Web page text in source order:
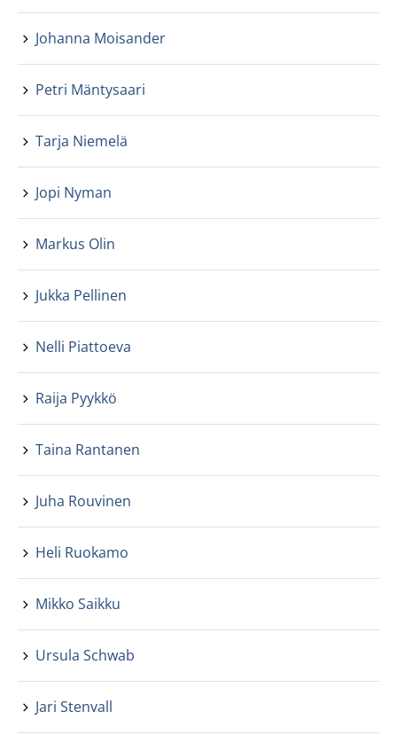
Johanna Moisander
Petri Mäntysaari
Tarja Niemelä
Jopi Nyman
Markus Olin
Jukka Pellinen
Nelli Piattoeva
Raija Pyykkö
Taina Rantanen
Juha Rouvinen
Heli Ruokamo
Mikko Saikku
Ursula Schwab
Jari Stenvall